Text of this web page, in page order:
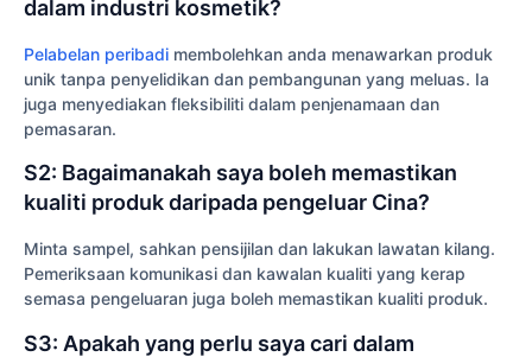
dalam industri kosmetik?
Pelabelan peribadi membolehkan anda menawarkan produk
unik tanpa penyelidikan dan pembangunan yang meluas. Ia
juga menyediakan fleksibiliti dalam penjenamaan dan
pemasaran.
S2: Bagaimanakah saya boleh memastikan
kualiti produk daripada pengeluar Cina?
Minta sampel, sahkan pensijilan dan lakukan lawatan kilang.
Pemeriksaan komunikasi dan kawalan kualiti yang kerap
semasa pengeluaran juga boleh memastikan kualiti produk.
S3: Apakah yang perlu saya cari dalam